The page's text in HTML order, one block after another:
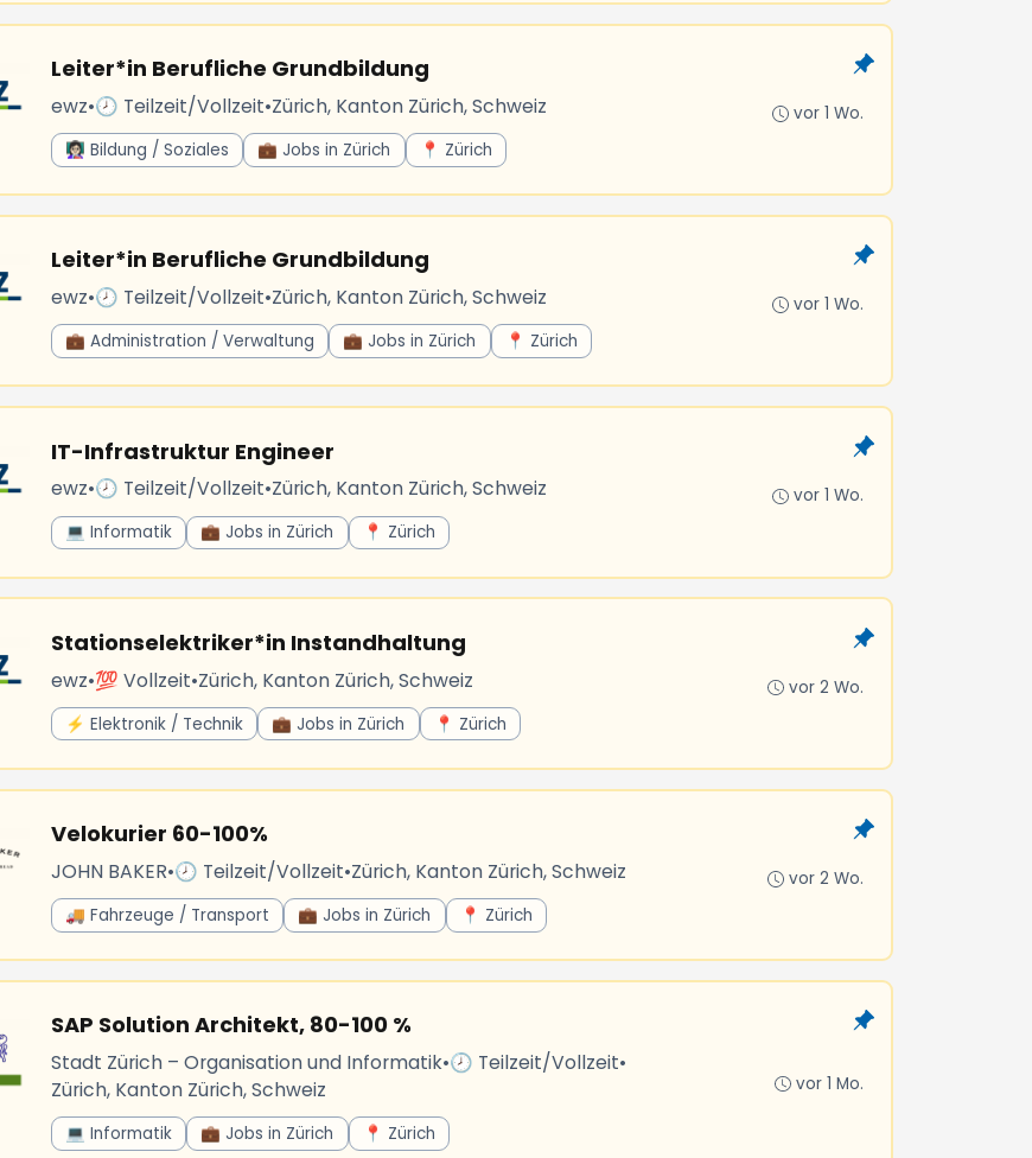
Leiter*in Berufliche Grundbildung
ewz•🕗 Teilzeit/Vollzeit•Zürich, Kanton Zürich, Schweiz
👩🏻‍🏫 Bildung / Soziales 💼 Jobs in Zürich 📍 Zürich
vor 1 Wo.
Leiter*in Berufliche Grundbildung
ewz•🕗 Teilzeit/Vollzeit•Zürich, Kanton Zürich, Schweiz
💼 Administration / Verwaltung 💼 Jobs in Zürich 📍 Zürich
vor 1 Wo.
IT-Infrastruktur Engineer
ewz•🕗 Teilzeit/Vollzeit•Zürich, Kanton Zürich, Schweiz
💻 Informatik 💼 Jobs in Zürich 📍 Zürich
vor 1 Wo.
Stationselektriker*in Instandhaltung
ewz•💯 Vollzeit•Zürich, Kanton Zürich, Schweiz
⚡ Elektronik / Technik 💼 Jobs in Zürich 📍 Zürich
vor 2 Wo.
Velokurier 60-100%
JOHN BAKER•🕗 Teilzeit/Vollzeit•Zürich, Kanton Zürich, Schweiz
🚚 Fahrzeuge / Transport 💼 Jobs in Zürich 📍 Zürich
vor 2 Wo.
SAP Solution Architekt, 80-100 %
Stadt Zürich – Organisation und Informatik•🕗 Teilzeit/Vollzeit•
Zürich, Kanton Zürich, Schweiz
💻 Informatik 💼 Jobs in Zürich 📍 Zürich
vor 1 Mo.